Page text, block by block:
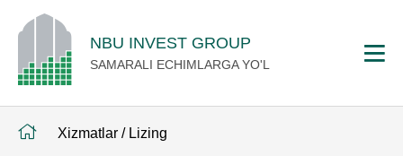
NBU INVEST GROUP
SAMARALI ECHIMLARGA YO'L
Xizmatlar / Lizing